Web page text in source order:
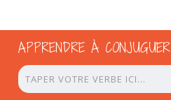
APPRENDRE À CONJUGUER